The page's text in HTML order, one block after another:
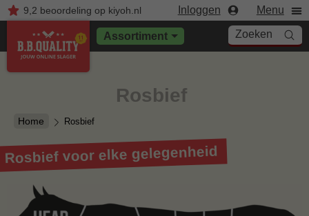
9,2 beoordelingop kiyoh.nl Inloggen Menu
Assortiment Zoeken
Home Rosbief
Rosbief
Rosbief voor elke gelegenheid